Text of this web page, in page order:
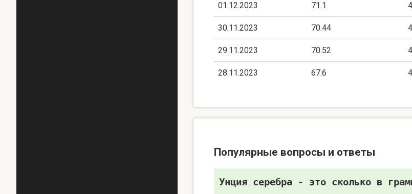
01.12.2023 71.1
30.11.2023 70.44
29.11.2023 70.52
28.11.2023 67.6
Популярные вопросы и ответы
Унция серебра - это сколько в